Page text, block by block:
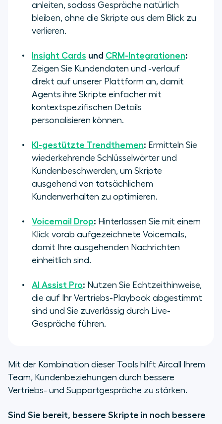
anleiten, sodass Gespräche natürlich
bleiben, ohne die Skripte aus dem Blick zu
verlieren.
Insight Cards und CRM-Integrationen:
Zeigen Sie Kundendaten und -verlauf
direkt auf unserer Plattform an, damit
Agents ihre Skripte einfacher mit
kontextspezifischen Details
personalisieren können.
KI-gestützte Trendthemen: Ermitteln Sie
wiederkehrende Schlüsselwörter und
Kundenbeschwerden, um Skripte
ausgehend von tatsächlichem
Kundenverhalten zu optimieren.
Voicemail Drop: Hinterlassen Sie mit einem
Klick vorab aufgezeichnete Voicemails,
damit Ihre ausgehenden Nachrichten
einheitlich sind.
AI Assist Pro: Nutzen Sie Echtzeithinweise,
die auf Ihr Vertriebs-Playbook abgestimmt
sind und Sie zuverlässig durch Live-
Gespräche führen.
Mit der Kombination dieser Tools hilft Aircall Ihrem
Team, Kundenbeziehungen durch bessere
Vertriebs- und Supportgespräche zu stärken.
Sind Sie bereit, bessere Skripte in noch bessere